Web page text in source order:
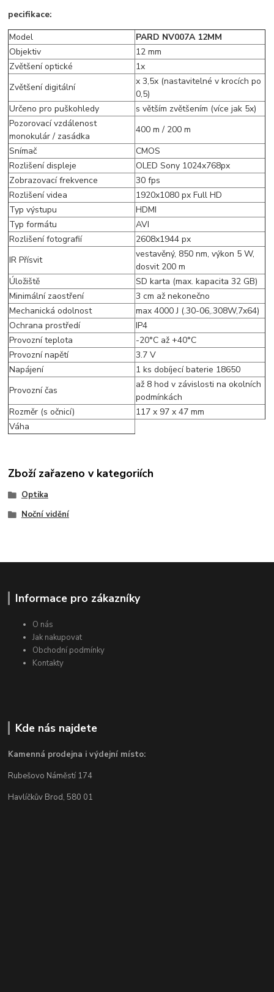
pecifikace:
Model
PARD NV007A 12MM
Objektiv
12 mm
Zvětšení optické
1x
Zvětšení digitální
x 3,5x (nastavitelné v krocích po
0,5)
Určeno pro puškohledy
s větším zvětšením (více jak 5x)
Pozorovací vzdálenost
monokulár / zasádka
400 m / 200 m
Snímač
CMOS
Rozlišení displeje
OLED Sony 1024x768px
Zobrazovací frekvence
30 fps
Rozlišení videa
1920x1080 px Full HD
Typ výstupu
HDMI
Typ formátu
AVI
Rozlišení fotografií
2608x1944 px
IR Přísvit
vestavěný, 850 nm, výkon 5 W,
dosvit 200 m
Úložiště
SD karta (max. kapacita 32 GB)
Minimální zaostření
3 cm až nekonečno
Mechanická odolnost
max 4000 J (.30-06,.308W,7x64)
Ochrana prostředí
IP4
Provozní teplota
-20°C až +40°C
Provozní napětí
3.7 V
Napájení
1 ks dobíjecí baterie 18650
Provozní čas
až 8 hod v závislosti na okolních
podmínkách
Rozměr (s očnicí)
117 x 97 x 47 mm
Váha
Zboží zařazeno v kategoriích
Optika
Noční vidění
Informace pro zákazníky
O nás
Jak nakupovat
Obchodní podmínky
Kontakty
Kde nás najdete
Kamenná prodejna i výdejní místo:
Rubešovo Náměstí 174
Havlíčkův Brod, 580 01